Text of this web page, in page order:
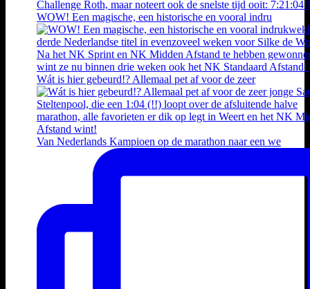
WOW! Een magische, een historische en vooral indru
Wát is hier gebeurd!? Allemaal pet af voor de zeer
Van Nederlands Kampioen op de marathon naar een we